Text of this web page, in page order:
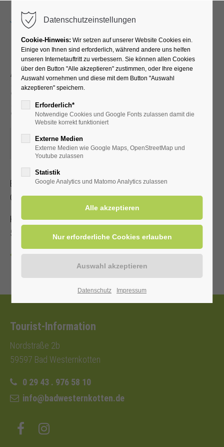
Akupressur –
Selbstbehandlung bei
Schmerzen
25.06.2024, 15:30–16:30
ORT: KURHALLE
Erlernen Sie die Selbstakupressur zur Linderung von Kopf-,
Gelenk- und Muskelschmerzen.
Kostenbeitrag mit gültiger Kur-/Einwohnerkarte 2,00 €, ohne
5,00 €.
Zurück
Tourist-Information
Nordstraße 2b
59597 Bad Westernkotten
0 29 43 . 976 58 10
info@badwesternkotten.de
Datenschutzeinstellungen
Cookie-Hinweis: Wir setzen auf unserer Website Cookies ein.
Einige von Ihnen sind erforderlich, während andere uns helfen
unseren Internetauftritt zu verbessern. Sie können allen Cookies
über den Button "Alle akzeptieren" zustimmen, oder Ihre eigene
Auswahl vornehmen und diese mit dem Button "Auswahl
akzeptieren" speichern.
Erforderlich*
Notwendige Cookies und Google Fonts zulassen damit die
Website korrekt funktioniert
Externe Medien
Externe Medien wie Google Maps, OpenStreetMap und
Youtube zulassen
Statistik
Google Analytics und Matomo Analytics zulassen
Datenschutz Impressum